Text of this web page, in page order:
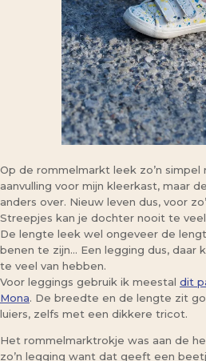
Op de rommelmarkt leek zo’n
aanvulling voor mijn kleerkast, maar
anders over. Nieuw leven dus, voor
Streepjes kan je dochter nooit te
De lengte leek wel ongeveer de
benen te zijn… Een legging dus, daar
te veel van hebben.
Voor leggings gebruik ik meestal dit
Mona. De breedte en de lengte zit
luiers, zelfs met een dikkere tricot.
Het rommelmarktrokje was aan de
zo’n legging want dat geeft een